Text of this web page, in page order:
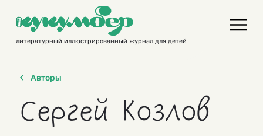
contentлитературный иллюстрированный журнал для детей
Авторы
Сергей Козлов